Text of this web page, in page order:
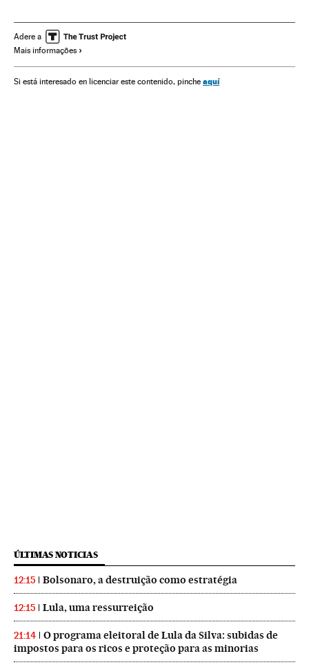
Sexualidade Grupos sociais
Adere a
Mais informações
Si está interesado en licenciar este contenido, pinche aquí
ÚLTIMAS NOTICIAS
12:15 Bolsonaro, a destruição como estratégia
12:15 Lula, uma ressurreição
21:14
O programa eleitoral de Lula da Silva: subidas de
impostos para os ricos e proteção para as minorias